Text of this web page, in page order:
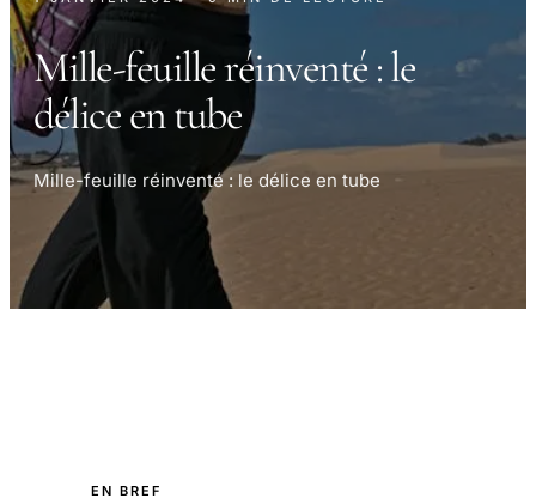
Mille-feuille réinventé : le
délice en tube
Mille-feuille réinventé : le délice en tube
EN BREF